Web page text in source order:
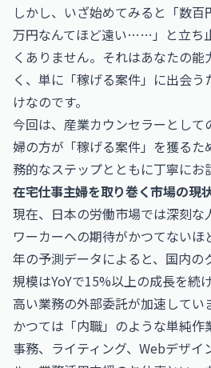
しかし、いざ始めてみると「数百
万円なんてほど遠い……」と立ち
くありません。それはあなたの
く、単に「稼げる案件」に出会
けなのです。
今回は、産業カウンセラーとして
婦の方が「稼げる案件」を獲るた
務的なステップとともに丁寧にお
在宅仕事主婦を取り巻く市場の現
現在、日本の労働市場では深刻な
ワーカーへの期待がかつてないほ
年の予測データによると、国内の
規模はYoYで15%以上の成長を続
高い業務の外部委託が加速してい
かつては「内職」のような単純
事務、ライティング、Webデザイ